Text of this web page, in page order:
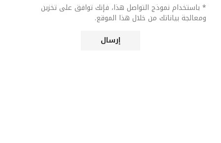
* باستخدام نموذج التواصل هذا، فإنك توافق على تخزين
ومعالجة بياناتك من خلال هذا الموقع.